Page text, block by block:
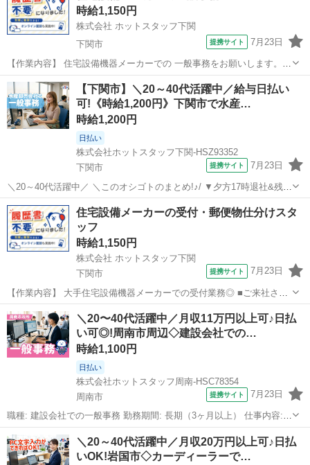
回リフレッシュ...時給1,150円
株式会社 ホットスタッフ下関
下関市
提携サイト 7月23日
【作業内容】 住宅設備機器メーカーでの 一般事務をお願いします。
＊工場で使う資材の仕入れ管理◎ ＊専用のパッケージソフトへのデー
タ入力★ ＊企業様(お客様)からのメール対応！ 入力するソフトは フォ
ーマットに文字を入...
山口 下関市 一般事務
【下関市】＼20～40代活躍中／給与日払い
可!《時給1,200円》下関市で水産…
時給1,200円
日払い
株式会社ホットスタッフ下関-HSZ93352
下関市
提携サイト 7月23日
＼20～40代活躍中／ ＼このオシゴトのまとめ!♪/ ▼夕方17時退社&残業
ほぼなし! 仕事終わりのプライベート時間もしっかり満喫♪ ▼週休3日
の週もあります! 平日1日&日祝休みなので、 祝日がある週は3日休めち
ゃ...
山口 下関市 一般事務
住宅設備メーカーの受付・郵便物仕分けスタ
ッフ
時給1,150円
株式会社 ホットスタッフ下関
下関市
提携サイト 7月23日
【作業内容】 大手住宅設備機器メーカーでの受付業務◎ ■ご来社され
たお客様の対応 →来客ブースへのご案内 ■工場に届く郵便物の仕分
け作業 ＼専門知識や難しいスキルは一切不要！／ お客様のご案内がで
きれば大丈夫◎ ...
山口 下関市
＼20〜40代活躍中／月収11万円以上可♪日払
い可◎!周南市周辺◇建設会社での…
時給1,100円
日払い
株式会社ホットスタッフ周南-HSC78354
周南市
提携サイト 7月23日
職種: 建設会社での一般事務 勤務期間: 長期（3ヶ月以上） 仕事内容:
＼このオシゴトのまとめ!♪/ ▼10:00〜16:00の短時間ワーク! 朝はゆっ
くり、夕方は早めに帰宅できる♪ 家事の時間も確保しやすい◎ ▼...
山口 周南市 一般事務
＼20～40代活躍中／月収20万円以上可♪日払
いOK!岩国市◇カーディーラーで…